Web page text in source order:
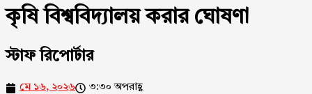
কৃষি বিশ্ববিদ্যালয় করার ঘোষণা
স্টাফ রিপোর্টার
মে ১৬, ২০২৬ ৩:৩০ অপরাহ্ণ